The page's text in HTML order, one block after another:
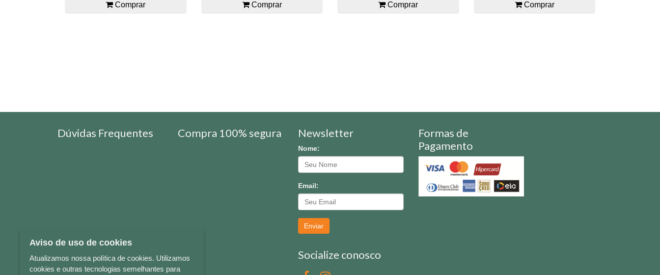
Comprar Comprar Comprar Comprar
Dúvidas Frequentes Compra 100% segura Newsletter
Nome:
Email:
Enviar
Socialize conosco
Formas de
Pagamento
Aviso de uso de cookies
Atualizamos nossa política de cookies. Utilizamos
cookies e outras tecnologias semelhantes para